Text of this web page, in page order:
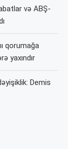
və ABŞ-
qorumağa
yaxındır
Demis